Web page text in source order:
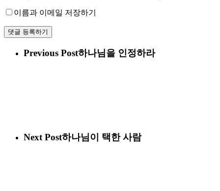
이름과 이메일 저장하기
Previous Post하나님을 인정하라
Next Post하나님이 택한 사람